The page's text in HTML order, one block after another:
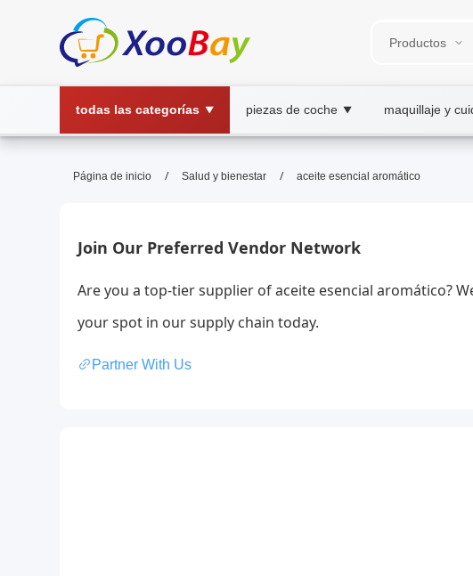
todas las categorías ▼ piezas de coche ▼ maquillaje y
aceite esencial aromático | XOOBAY
Página de inicio / Salud y bienestar / aceite esencial aromático
Join Our Preferred Vendor Network
Are you a top-tier supplier of aceite esencial aromático?
your spot in our supply chain today.
Partner With Us